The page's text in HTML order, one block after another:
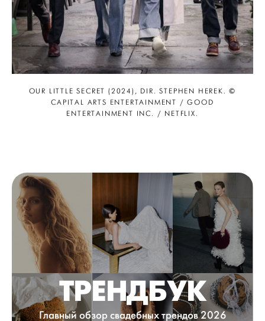
OUR LITTLE SECRET (2024), DIR. STEPHEN HEREK. ©
CAPITAL ARTS ENTERTAINMENT / GOOD
ENTERTAINMENT INC. / NETFLIX.
ТРЕНДБУК
Главный обзор свадебных трендов 2026